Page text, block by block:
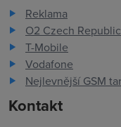
Reklama
O2 Czech Republic
T-Mobile
Vodafone
Nejlevnější GSM
Kontakt